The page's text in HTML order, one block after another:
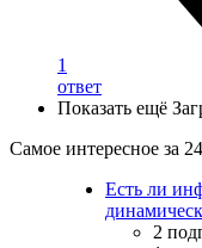
1
ответ
Показать ещё
Самое интересное за
Есть ли
2